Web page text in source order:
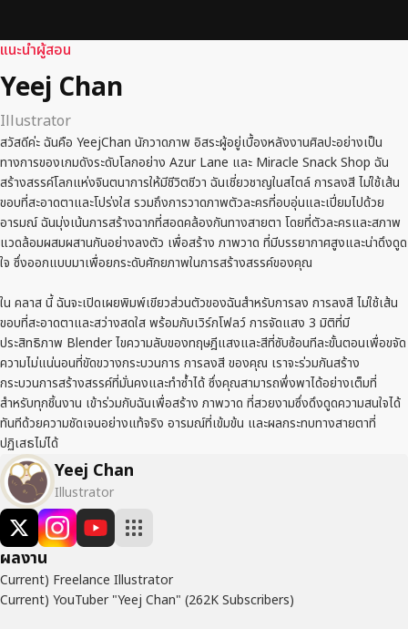
แนะนำผู้สอน
Yeej Chan
Illustrator
สวัสดีค่ะ ฉันคือ YeejChan นักวาดภาพ อิสระผู้อยู่เบื้องหลังงานศิลปะอย่างเป็น
ทางการของเกมดังระดับโลกอย่าง Azur Lane และ Miracle Snack Shop ฉัน
สร้างสรรค์โลกแห่งจินตนาการให้มีชีวิตชีวา ฉันเชี่ยวชาญในสไตล์ การลงสี ไม่ใช้เส้น
ขอบที่สะอาดตาและโปร่งใส รวมถึงการวาดภาพตัวละครที่อบอุ่นและเปี่ยมไปด้วย
อารมณ์ ฉันมุ่งเน้นการสร้างฉากที่สอดคล้องกันทางสายตา โดยที่ตัวละครและสภาพ
แวดล้อมผสมผสานกันอย่างลงตัว เพื่อสร้าง ภาพวาด ที่มีบรรยากาศสูงและน่าดึงดูด
ใจ ซึ่งออกแบบมาเพื่อยกระดับศักยภาพในการสร้างสรรค์ของคุณ
ใน คลาส นี้ ฉันจะเปิดเผยพิมพ์เขียวส่วนตัวของฉันสำหรับการลง การลงสี ไม่ใช้เส้น
ขอบที่สะอาดตาและสว่างสดใส พร้อมกับเวิร์กโฟลว์ การจัดแสง 3 มิติที่มี
ประสิทธิภาพ Blender ไขความลับของทฤษฎีแสงและสีที่ซับซ้อนทีละขั้นตอนเพื่อขจัด
ความไม่แน่นอนที่ขัดขวางกระบวนการ การลงสี ของคุณ เราจะร่วมกันสร้าง
กระบวนการสร้างสรรค์ที่มั่นคงและทำซ้ำได้ ซึ่งคุณสามารถพึ่งพาได้อย่างเต็มที่
สำหรับทุกชิ้นงาน เข้าร่วมกับฉันเพื่อสร้าง ภาพวาด ที่สวยงามซึ่งดึงดูดความสนใจได้
ทันทีด้วยความชัดเจนอย่างแท้จริง อารมณ์ที่เข้มข้น และผลกระทบทางสายตาที่
ปฏิเสธไม่ได้
Yeej Chan
Illustrator
ผลงาน
Current) Freelance Illustrator
Current) YouTuber "Yeej Chan" (262K Subscribers)